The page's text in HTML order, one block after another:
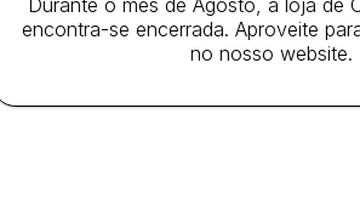
Durante o mês de Agosto, a loja de
encontra-se encerrada. Aproveite
no nosso website.